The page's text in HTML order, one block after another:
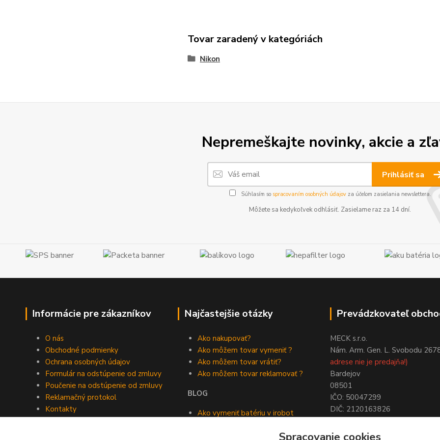
Tovar zaradený v kategóriách
Nikon
Nepremeškajte novinky, akcie a
Prihlásiť sa
Súhlasím so spracovaním osobných údajovza účelom zasielania newslettera.
Môžete sa kedykoľvek odhlásiť. Zasielame raz za 14 dní.
Informácie pre zákazníkov
O nás
Obchodné podmienky
Ochrana osobných údajov
Formulár na odstúpenie od zmluvy
Poučenie na odstúpenie od zmluvy
Reklamačný protokol
Kontakty
Najčastejšie otázky
Ako nakupovať?
Ako môžem tovar vymeniť ?
Ako môžem tovar vrátiť?
Ako môžem tovar reklamovať ?
BLOG
Ako vymeniť batériu v irobot
Kedy vymeniť batériu roomba
Prevádzkovateľ
MECK s.r.o.
Nám. Arm. Gen. L. Svobodu
adrese nie je predajňa!)
Bardejov
08501
IČO: 50047299
DIČ: 2120163826
Spracovanie cookies